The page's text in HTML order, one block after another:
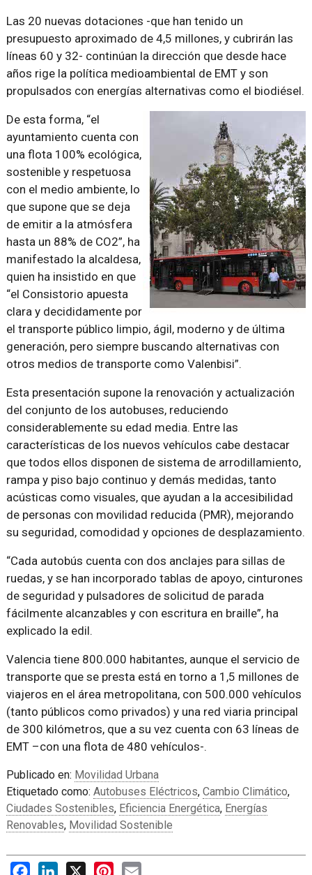
Las 20 nuevas dotaciones -que han tenido un
presupuesto aproximado de 4,5 millones, y cubrirán las
líneas 60 y 32- continúan la dirección que desde hace
años rige la política medioambiental de EMT y son
propulsados con energías alternativas como el biodiésel.
De esta forma, “el
ayuntamiento cuenta con
una flota 100% ecológica,
sostenible y respetuosa
con el medio ambiente, lo
que supone que se deja
de emitir a la atmósfera
hasta un 88% de CO2”, ha
manifestado la alcaldesa,
quien ha insistido en que
“el Consistorio apuesta
clara y decididamente por
el transporte público limpio, ágil, moderno y de última
generación, pero siempre buscando alternativas con
otros medios de transporte como Valenbisi”.
Esta presentación supone la renovación y actualización
del conjunto de los autobuses, reduciendo
considerablemente su edad media. Entre las
características de los nuevos vehículos cabe destacar
que todos ellos disponen de sistema de arrodillamiento,
rampa y piso bajo continuo y demás medidas, tanto
acústicas como visuales, que ayudan a la accesibilidad
de personas con movilidad reducida (PMR), mejorando
su seguridad, comodidad y opciones de desplazamiento.
“Cada autobús cuenta con dos anclajes para sillas de
ruedas, y se han incorporado tablas de apoyo, cinturones
de seguridad y pulsadores de solicitud de parada
fácilmente alcanzables y con escritura en braille”, ha
explicado la edil.
Valencia tiene 800.000 habitantes, aunque el servicio de
transporte que se presta está en torno a 1,5 millones de
viajeros en el área metropolitana, con 500.000 vehículos
(tanto públicos como privados) y una red viaria principal
de 300 kilómetros, que a su vez cuenta con 63 líneas de
EMT –con una flota de 480 vehículos-.
Publicado en: Movilidad Urbana
Etiquetado como: Autobuses Eléctricos, Cambio Climático,
Ciudades Sostenibles, Eficiencia Energética, Energías
Renovables, Movilidad Sostenible
FacebookLinkedIn
X PinterestEmail